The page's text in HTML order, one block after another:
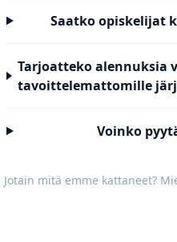
Saatko opiskelijat
Tarjoatteko alennuksia
tavoittelemattomille
Voinko
Jotain mitä emme kattaneet?